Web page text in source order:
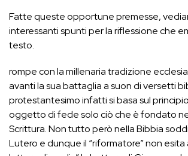
Fatte queste opportune premesse,
interessanti spunti per la riflessione che
testo.
rompe con la millenaria tradizione
avanti la sua battaglia a suon di versetti
protestantesimo infatti si basa sul
oggetto di fede solo ciò che è fondato
Scrittura. Non tutto però nella Bibbia
Lutero e dunque il “riformatore” non esita